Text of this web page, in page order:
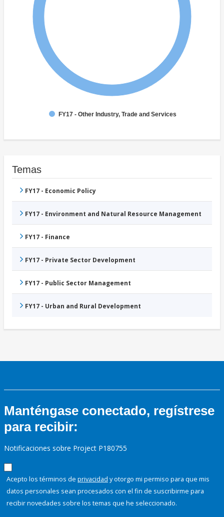
FY17 - Other Industry, Trade and Services
Temas
FY17 - Economic Policy
FY17 - Environment and Natural Resource Management
FY17 - Finance
FY17 - Private Sector Development
FY17 - Public Sector Management
FY17 - Urban and Rural Development
Manténgase conectado, regístrese
para recibir:
Notificaciones sobre Project P180755
Acepto los términos de privacidad y otorgo mi permiso para que mis
datos personales sean procesados con el fin de suscribirme para
recibir novedades sobre los temas que he seleccionado.